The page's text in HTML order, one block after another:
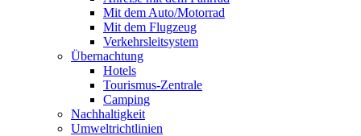
Mit dem Auto/Motorrad
Mit dem Flugzeug
Verkehrsleitsystem
Übernachtung
Hotels
Tourismus-Zentrale
Camping
Nachhaltigkeit
Umweltrichtlinien